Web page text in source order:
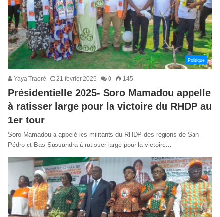
Politique
Yaya Traoré 21 février 2025 0 145
Présidentielle 2025- Soro Mamadou appelle
à ratisser large pour la victoire du RHDP au
1er tour
Soro Mamadou a appelé les militants du RHDP des régions de San-
Pédro et Bas-Sassandra à ratisser large pour la victoire…